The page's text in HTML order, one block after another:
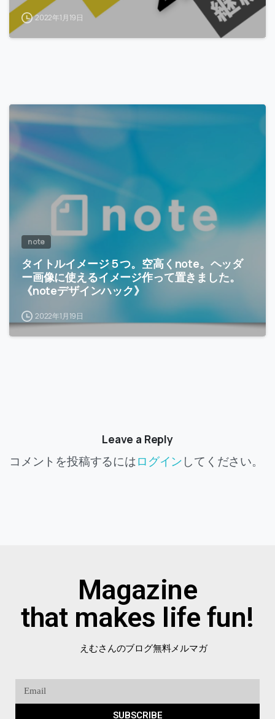
2022年1月19日
note
タイトルイメージ５つ。空高くnote。ヘッダ
ー画像に使えるイメージ作って置きました。
《noteデザインハック》
2022年1月19日
Leave a Reply
コメントを投稿するにはログインしてください。
Magazine
that makes life fun!
えむさんのブログ無料メルマガ
SUBSCRIBE